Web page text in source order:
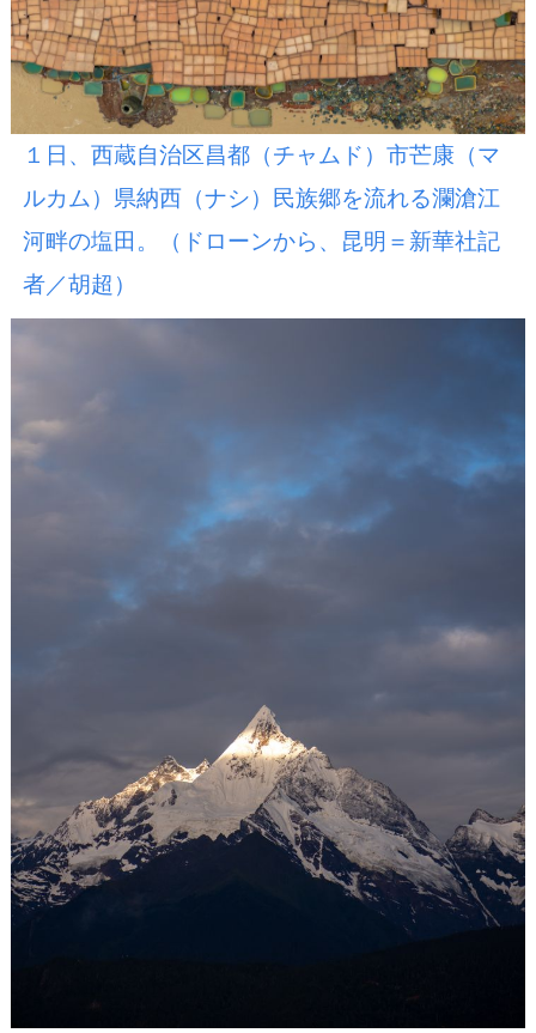
１日、西蔵自治区昌都（チャムド）市芒康（マ
ルカム）県納西（ナシ）民族郷を流れる瀾滄江
河畔の塩田。（ドローンから、昆明＝新華社記
者／胡超）